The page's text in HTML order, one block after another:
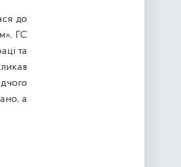
до
ГС
та
а